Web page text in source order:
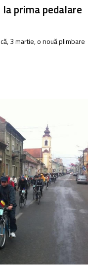
prima pedalare
3 martie, o nouă plimbare